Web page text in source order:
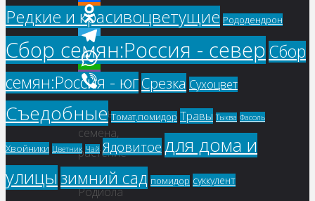
Facebook
Odnoklassniki
Telegram
WhatsApp
Viber
Купить
семена,
растение
–
Родиола
Редкие и красивоцветущие Рододендрон
Сбор семян:Россия - северСбор
семян:Россия - югСрезка Сухоцвет
Съедобные Томат,помидор Травы Тыква Фасоль
Хвойники Цветник Чай Ядовитое для дома и
улицызимний сад помидор суккулент